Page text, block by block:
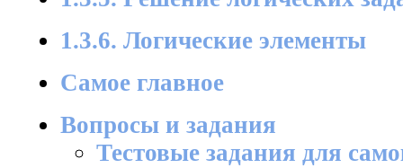
1.3.6. Логические элементы
Самое главное
Вопросы и задания
Тестовые задания для